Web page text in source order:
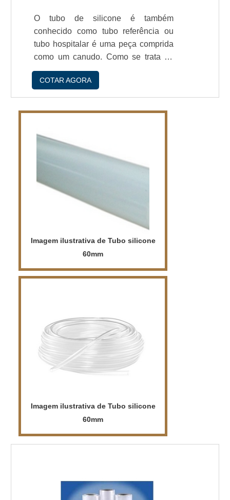
O tubo de silicone é também
conhecido como tubo referência ou
tubo hospitalar é uma peça comprida
como um canudo. Como se trata de
um insumo médico amplamente
utilizado, a decisío de qual tubo de
silicone comprar é uma tarefa
escopo de utilizaçío dessa peça,
quais sío os modelos necessários e
os atributos que este produto deve ter.
COTAR AGORA
Imagem ilustrativa de Tubo silicone
60mm
Imagem ilustrativa de Tubo silicone
60mm